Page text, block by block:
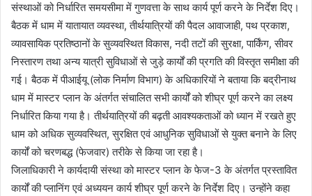
संस्थाओं को निर्धारित समयसीमा में गुणवत्ता के साथ कार्य पूर्ण करने के निर्देश दिए।
बैठक में धाम में यातायात व्यवस्था, तीर्थयात्रियों की पैदल आवाजाही, पथ प्रकाश,
व्यावसायिक प्रतिष्ठानों के सुव्यवस्थित विकास, नदी तटों की सुरक्षा, पार्किंग, सीवर
निस्तारण तथा अन्य यात्री सुविधाओं से जुड़े कार्यों की प्रगति की विस्तृत समीक्षा की
गई। बैठक में पीआईयू (लोक निर्माण विभाग) के अधिकारियों ने बताया कि बद्रीनाथ
धाम में मास्टर प्लान के अंतर्गत संचालित सभी कार्यों को शीघ्र पूर्ण करने का लक्ष्य
निर्धारित किया गया है। तीर्थयात्रियों की बढ़ती आवश्यकताओं को ध्यान में रखते हुए
धाम को अधिक सुव्यवस्थित, सुरक्षित एवं आधुनिक सुविधाओं से युक्त बनाने के लिए
कार्यों को चरणबद्ध (फेजवार) तरीके से किया जा रहा है।
जिलाधिकारी ने कार्यदायी संस्था को मास्टर प्लान के फेज-3 के अंतर्गत प्रस्तावित
कार्यों की प्लानिंग एवं अध्ययन कार्य शीघ्र पूर्ण करने के निर्देश दिए। उन्होंने कहा